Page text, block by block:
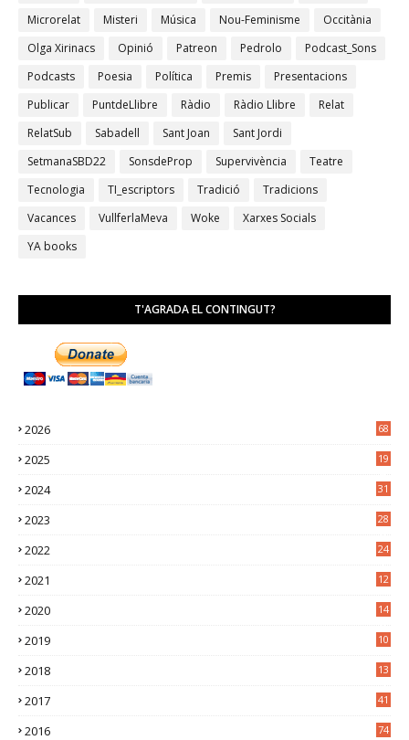
Microrelat
Misteri Música Nou-Feminisme
Occitània
Olga Xirinacs
Opinió Patreon Pedrolo
Podcast_Sons
Podcasts
Poesia Política Premis
Presentacions
Publicar
PuntdeLlibre Ràdio Ràdio Llibre
Relat
RelatSub
Sabadell Sant Joan
Sant Jordi
SetmanaSBD22
SonsdeProp Supervivència
Teatre
Tecnologia
TI_escriptors Tradició
Tradicions
Vacances
VullferlaMeva Woke
Xarxes Socials
YA books
T'AGRADA EL CONTINGUT?
2026 68
2025
19
2024
31
2023
28
2022
24
2021
12
2020
14
2019
10
2018
13
2017 41
2016 74